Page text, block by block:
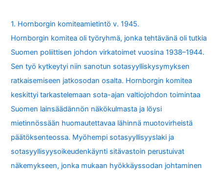
1. Hornborgin komiteamietintö v. 1945.
Hornborgin komitea oli työryhmä, jonka tehtävänä oli tutkia
Suomen poliittisen johdon virkatoimet vuosina 1938–1944.
Sen työ kytkeytyi niin sanotun sotasyylliskysymyksen
ratkaisemiseen jatkosodan osalta. Hornborgin komitea
keskittyi tarkastelemaan sota-ajan valtiojohdon toimintaa
Suomen lainsäädännön näkökulmasta ja löysi
mietinnössään huomautettavaa lähinnä muotovirheistä
päätöksenteossa. Myöhempi sotasyyllisyyslaki ja
sotasyyllisyysoikeudenkäynti sitävastoin perustuivat
näkemykseen, jonka mukaan hyökkäyssodan johtaminen